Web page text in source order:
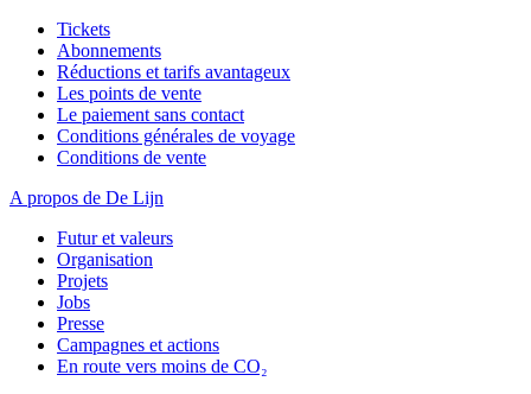
Tickets
Abonnements
Réductions et tarifs avantageux
Les points de vente
Le paiement sans contact
Conditions générales de voyage
Conditions de vente
A propos de De Lijn
Futur et valeurs
Organisation
Projets
Jobs
Presse
Campagnes et actions
En route vers moins de CO₂